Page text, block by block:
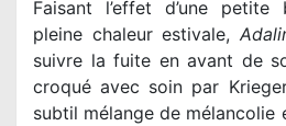
Faisant l’effet d’une petite
pleine chaleur estivale,
suivre la fuite en avant de
croqué avec soin par
subtil mélange de mélancolie